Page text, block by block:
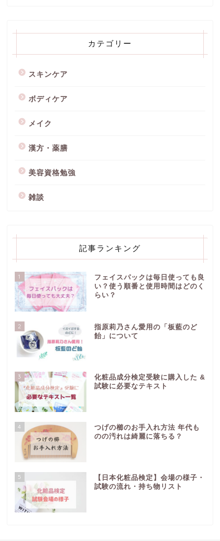
カテゴリー
スキンケア
ボディケア
メイク
漢方・薬膳
美容資格勉強
雑談
記事ランキング
1
フェイスパックは毎日使っても良
い？使う順番と使用時間はどのく
らい？
2
指原莉乃さん愛用の「板藍のど
飴」について
3
化粧品成分検定受験に購入した &
試験に必要なテキスト
4
つげの櫛のお手入れ方法 年代も
のの汚れは綺麗に落ちる？
5
【日本化粧品検定】会場の様子・
試験の流れ・持ち物リスト